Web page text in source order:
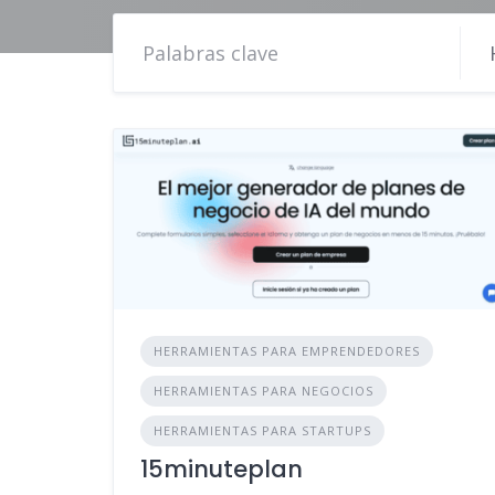
HERRAMIENTAS PARA EMPRENDEDORES
HERRAMIENTAS PARA NEGOCIOS
HERRAMIENTAS PARA STARTUPS
15minuteplan